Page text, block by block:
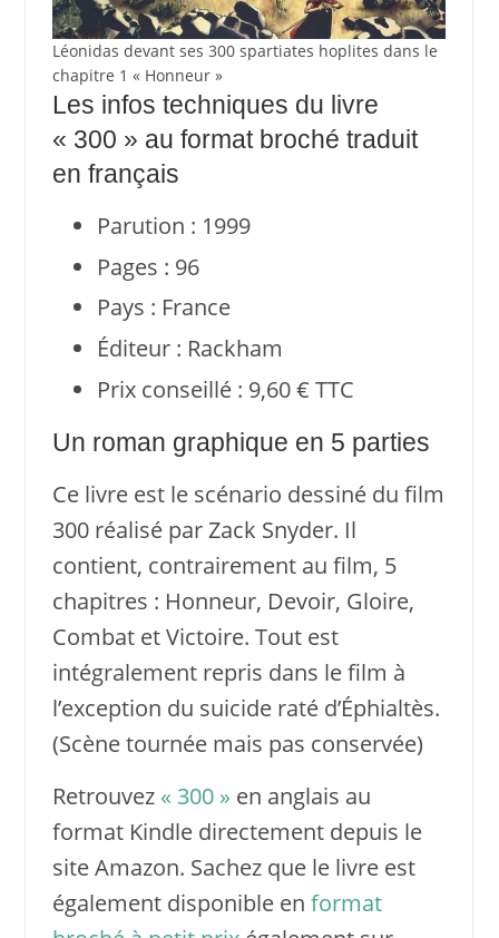
Léonidas devant ses 300 spartiates hoplites dans le
chapitre 1 « Honneur »
Les infos techniques du livre
« 300 » au format broché traduit
en français
Parution : 1999
Pages : 96
Pays : France
Éditeur : Rackham
Prix conseillé : 9,60 € TTC
Un roman graphique en 5 parties
Ce livre est le scénario dessiné du film
300 réalisé par Zack Snyder. Il
contient, contrairement au film, 5
chapitres : Honneur, Devoir, Gloire,
Combat et Victoire. Tout est
intégralement repris dans le film à
l’exception du suicide raté d’Éphialtès.
(Scène tournée mais pas conservée)
Retrouvez « 300 » en anglais au
format Kindle directement depuis le
site Amazon. Sachez que le livre est
également disponible en format